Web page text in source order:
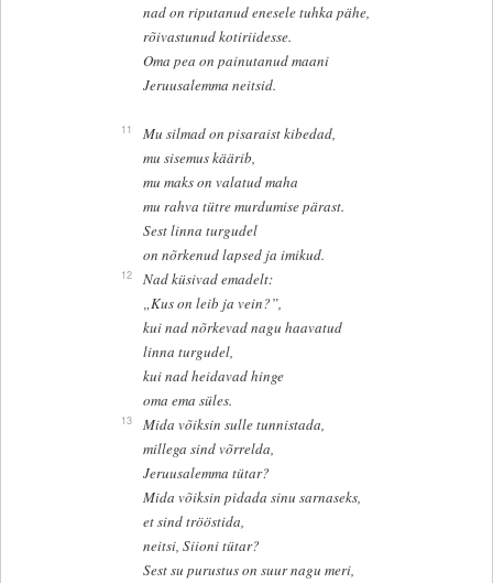
nad on riputanud enesele tuhka pähe,
rõivastunud kotiriidesse.
Oma pea on painutanud maani
Jeruusalemma neitsid.
11
Mu silmad on pisaraist kibedad,
mu sisemus käärib,
mu maks on valatud maha
mu rahva tütre murdumise pärast.
Sest linna turgudel
on nõrkenud lapsed ja imikud.
12
Nad küsivad emadelt:
„Kus on leib ja vein?”,
kui nad nõrkevad nagu haavatud
linna turgudel,
kui nad heidavad hinge
oma ema süles.
13
Mida võiksin sulle tunnistada,
millega sind võrrelda,
Jeruusalemma tütar?
Mida võiksin pidada sinu sarnaseks,
et sind trööstida,
neitsi, Siioni tütar?
Sest su purustus on suur nagu meri,